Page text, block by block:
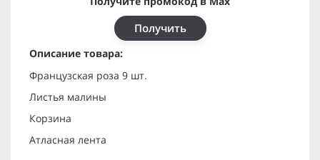
Получить
Описание товара:
Французская роза 9 шт.
Листья малины
Корзина
Атласная лента